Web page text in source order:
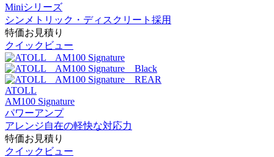
Miniシリーズ
シンメトリック・ディスクリート採用
特価お見積り
クイックビュー
ATOLL
AM100 Signature
パワーアンプ
アレンジ自在の軽快な対応力
特価お見積り
クイックビュー